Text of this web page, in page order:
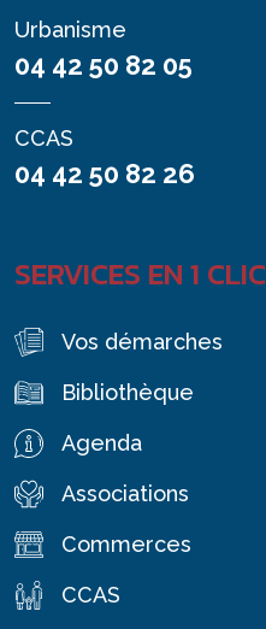
Urbanisme
04 42 50 82 05
CCAS
04 42 50 82 26
SERVICES EN 1 CLIC
Vos démarches
Bibliothèque
Agenda
Associations
Commerces
CCAS